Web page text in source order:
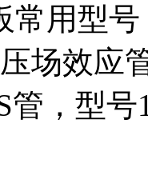
常用型
场效应
管，型